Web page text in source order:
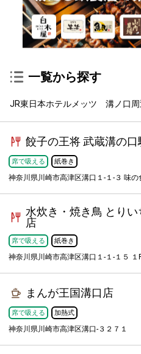
一覧から探す
JR東日本ホテルメッツ 溝ノ口周
餃子の王将 武蔵溝の口
席で吸える 紙巻き
神奈川県川崎市高津区溝口１-１-３ 味
水炊き・焼き鳥 とり
店
席で吸える 紙巻き
神奈川県川崎市高津区溝口１-１-１５ １
まんが王国溝口店
席で吸える 加熱式
神奈川県川崎市高津区溝口-３２７１